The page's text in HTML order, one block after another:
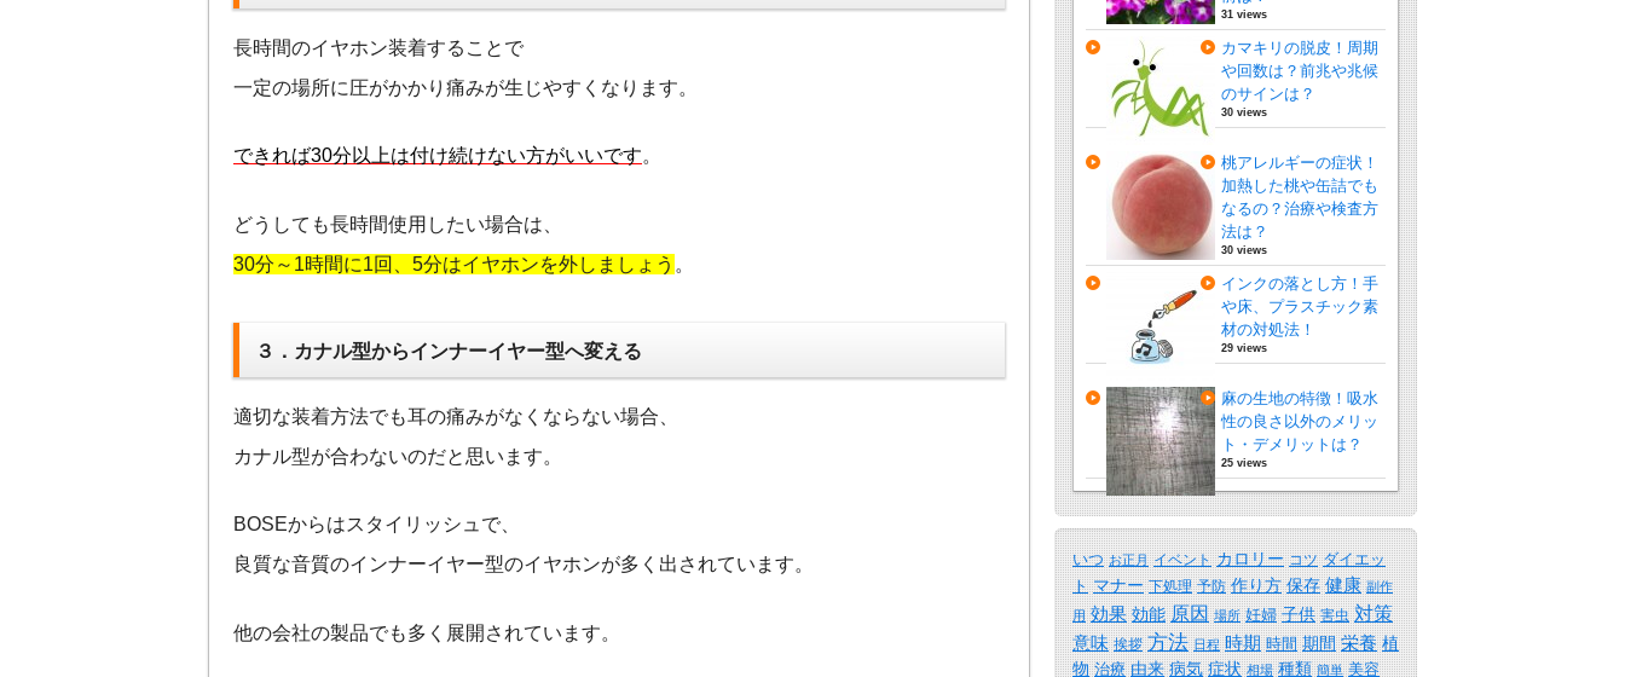
長時間のイヤホン装着することで
一定の場所に圧がかかり痛みが生じやすくなります。
できれば30分以上は付け続けない方がいいです。
どうしても長時間使用したい場合は、
30分～1時間に1回、5分はイヤホンを外しましょう 。
３．カナル型からインナーイヤー型へ変える
適切な装着方法でも耳の痛みがなくならない場合、
カナル型が合わないのだと思います。
BOSEからはスタイリッシュで、
良質な音質のインナーイヤー型のイヤホンが多く出されています。
他の会社の製品でも多く展開されています。
31 views
カマキリの脱皮！周期
や回数は？前兆や兆候
のサインは？
30 views
桃アレルギーの症状！
加熱した桃や缶詰でも
なるの？治療や検査方
法は？
30 views
インクの落とし方！手
や床、プラスチック素
材の対処法！
29 views
麻の生地の特徴！吸水
性の良さ以外のメリッ
ト・デメリットは？
25 views
いつ お正月 イベント カロリー コツ ダイエッ
ト マナー 下処理 予防 作り方 保存 健康 副作
用 効果 効能 原因 場所 妊婦 子供 害虫 対策
意味 挨拶 方法 日程 時期 時間 期間 栄養 植
物 治療 由来 病気 症状 相場 種類 簡単 美容